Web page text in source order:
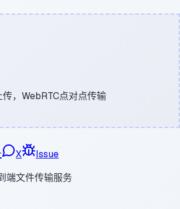
，WebRTC点对点传输
X
Issue
端文件传输服务